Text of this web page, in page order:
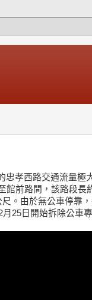
忠孝西路交通流量極
館前路間，該路段長
。由於無公車停靠
25日開始拆除公車